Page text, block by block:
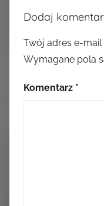
Dodaj
Twój adres e-mail
Wymagane pola
Komentarz *